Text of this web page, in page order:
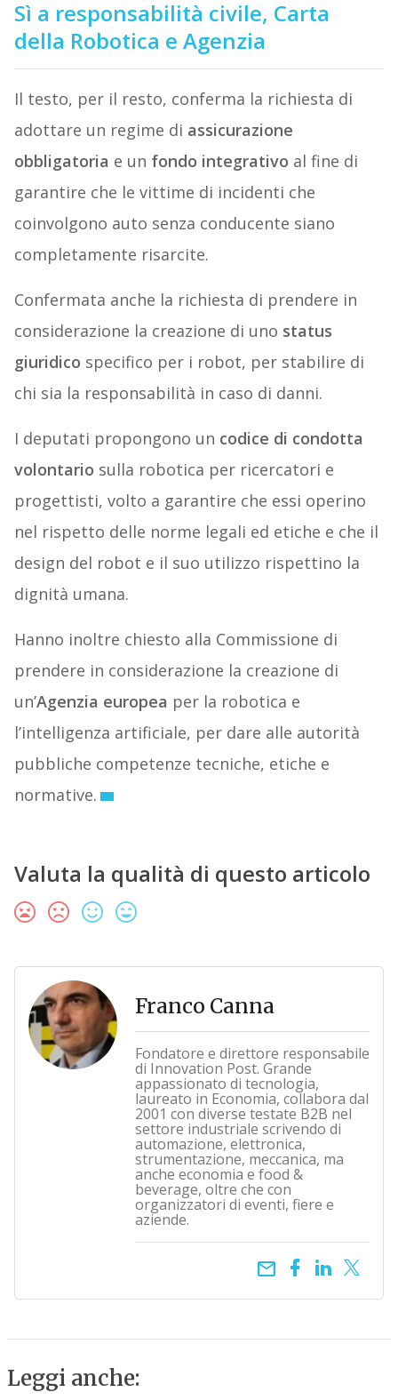
Sì a responsabilità civile, Carta
della Robotica e Agenzia
Il testo, per il resto, conferma la richiesta di
adottare un regime di assicurazione
obbligatoria e un fondo integrativo al fine di
garantire che le vittime di incidenti che
coinvolgono auto senza conducente siano
completamente risarcite.
Confermata anche la richiesta di prendere in
considerazione la creazione di uno status
giuridico specifico per i robot, per stabilire di
chi sia la responsabilità in caso di danni.
I deputati propongono un codice di condotta
volontario sulla robotica per ricercatori e
progettisti, volto a garantire che essi operino
nel rispetto delle norme legali ed etiche e che il
design del robot e il suo utilizzo rispettino la
dignità umana.
Hanno inoltre chiesto alla Commissione di
prendere in considerazione la creazione di
un’Agenzia europea per la robotica e
l’intelligenza artificiale, per dare alle autorità
pubbliche competenze tecniche, etiche e
normative.
Valuta la qualità di questo articolo
Franco Canna
Fondatore e direttore responsabile
di Innovation Post. Grande
appassionato di tecnologia,
laureato in Economia, collabora dal
2001 con diverse testate B2B nel
settore industriale scrivendo di
automazione, elettronica,
strumentazione, meccanica, ma
anche economia e food &
beverage, oltre che con
organizzatori di eventi, fiere e
aziende.
email
Leggi anche: